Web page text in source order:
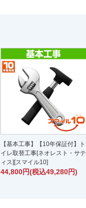
【基本工事】【10年保証付】ト
イレ取替工事[ネオレスト・サテ
ィス][スマイル10]
44,800円(税込49,280円)